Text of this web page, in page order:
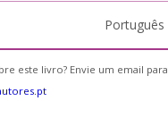
Português
este livro? Envie um email para